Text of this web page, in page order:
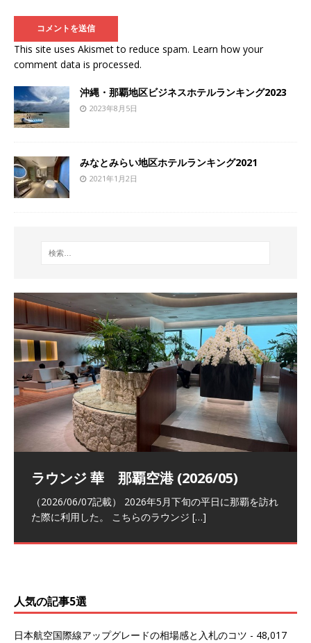
This site uses Akismet to reduce spam. Learn how your
comment data is processed.
沖縄・那覇地区ビジネスホテルランキング2023
2023年8月5日
みなとみらい地区ホテルランキング2021
2021年1月2日
祝！日本航空・マリオットの戦略パー
トナーシップによるFOP無料付与とス
テイタスマッチ
ラウンジ 華 那覇空港 (2026/05)
（2026/06/07記載） 2026年5月下旬の平日に那覇を訪れ
た際に利用した。 こちらのラウンジ […]
The Coral Executive Lounge スワ
ンナプーム国際空港国内線ラウンジ
(2026/01)
日本航空 羽田空港国際線ファースト
クラスラウンジ (2026/01)
（2026/03/18記載） 2026年1月、毎年恒例の新年の羽田
バンコクエアウェイズ スワンナプー
ム国際空港国内線ラウンジ (2026/01)
（2026/03/13記載） 2026年1月上旬にバンコク経由でチ
人気の記事5選
日本航空国際線アップグレードの相場感と入札のコツ - 48,017